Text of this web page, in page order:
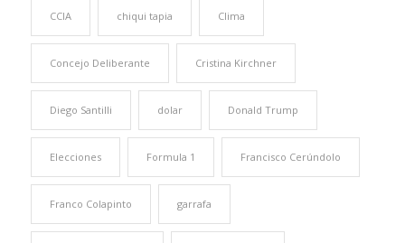
CCIA chiqui tapia Clima
Concejo Deliberante Cristina Kirchner
Diego Santilli dolar Donald Trump
Elecciones Formula 1 Francisco Cerúndolo
Franco Colapinto garrafa